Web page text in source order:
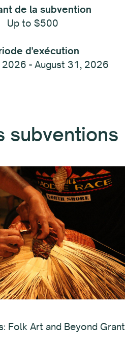
de la subvention
Up to $500
d'exécution
2026 - August 31, 2026
subventions
Folk Art and Beyond Grant